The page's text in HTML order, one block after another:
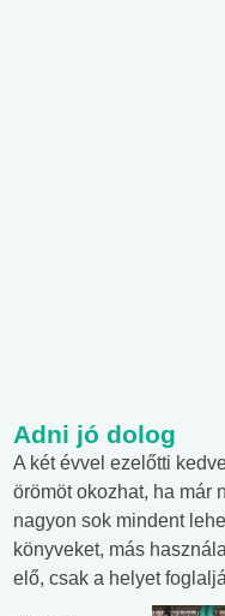
Adni jó dolog
A két évvel ezelőtti
örömöt okozhat, ha már
nagyon sok mindent
könyveket, más
elő, csak a helyet